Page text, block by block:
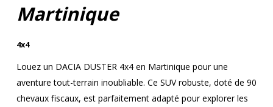
Martinique
4x4
Louez un DACIA DUSTER 4x4 en Martinique pour une
aventure tout-terrain inoubliable. Ce SUV robuste, doté de 90
chevaux fiscaux, est parfaitement adapté pour explorer les